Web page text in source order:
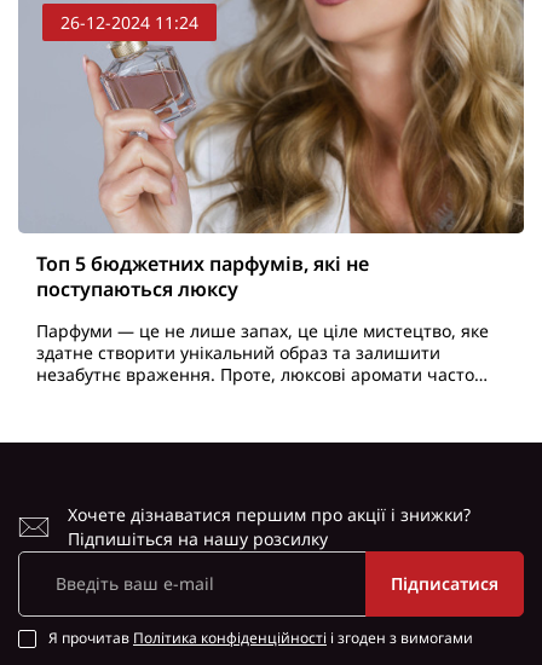
26-12-2024 11:24
Топ 5 бюджетних парфумів, які не
поступаються люксу
Парфуми — це не лише запах, це ціле мистецтво, яке
здатне створити унікальний образ та залишити
незабутнє враження. Проте, люксові аромати часто
Хочете дізнаватися першим про акції і знижки?
Підпишіться на нашу розсилку
Підписатися
Я прочитав Політика конфіденційності і згоден з вимогами